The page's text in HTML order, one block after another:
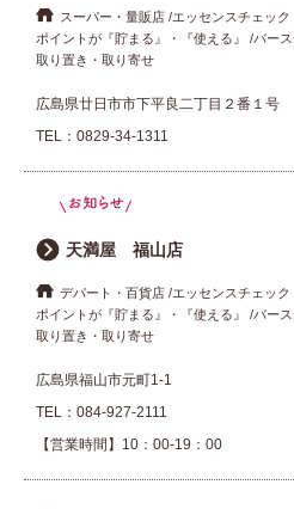
スーパー・量販店 エッセンスチェック
ポイントが『貯まる』・『使える』
バー
取り置き・取り寄せ
広島県廿日市市下平良二丁目２番１号
TEL： 0829-34-1311
天満屋 福山店
デパート・百貨店 エッセンスチェック
ポイントが『貯まる』・『使える』
バー
取り置き・取り寄せ
広島県福山市元町1-1
TEL： 084-927-2111
【営業時間】10：00-19：00